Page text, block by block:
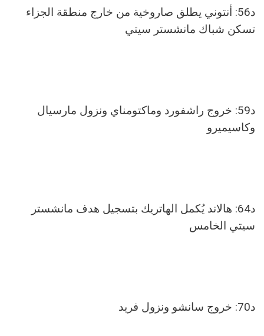
د56: أنتوني يطلق صاروخية من خارج منطقة الجزاء
تسكن شباك مانشستر سيتي
د59: خروج راشفورد وماكتومناي ونزول مارسيال
وكاسيميرو
د64: هالاند يُكمل الهاتريك بتسجيل هدف مانشستر
سيتي الخامس
د70: خروج سانشو ونزول فريد